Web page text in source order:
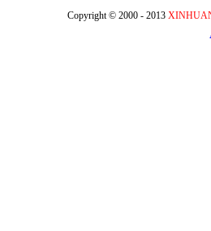
Copyright © 2000 - 2013